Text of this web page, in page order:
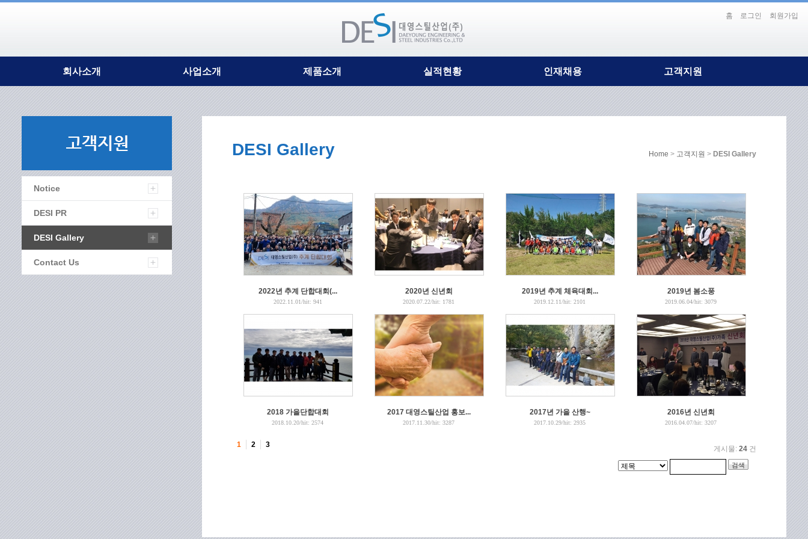
홈 로그인 회원가입
회사소개
조직도
인증현황
사업소개 제품소개
DP거더(차도교)
DB합성거더
PGB무교대
강재수로교
자전거 및 보행교량
다목적복층교량
실적현황 인재채용 고객지원
Notice
DESI PR
DESI Gallery
Contact Us
DESI Gallery Home > 고객지원 > DESI Gallery
2022년 추계 단합대회(...
2022.11.01/hit: 941
2020년 신년회
2020.07.22/hit: 1781
2019년 추계 체육대회...
2019.12.11/hit: 2101
2019년 봄소풍
2019.06.04/hit: 3079
2018 가을단합대회
2018.10.20/hit: 2574
2017 대영스틸산업 홍보...
2017.11.30/hit: 3287
2017년 가을 산행~
2017.10.29/hit: 2935
2016년 신년회
2016.04.07/hit: 3207
1 2 3 게시물: 24 건
검색